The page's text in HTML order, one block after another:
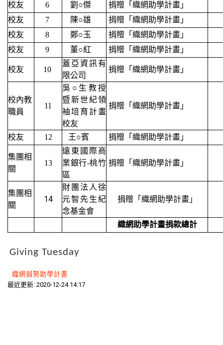
校友 6 劉 ○傑
捐贈「織網助學計畫」
校友
7 陳○雄
捐贈「織網助學計畫」
校友
8 鄭○玉
捐贈「織網助學計畫」
校友
9 董○紅 捐贈「織網助學計畫」
校友 10
蓋亞資訊有
限公司
捐贈「織網助學計畫」
校內教
職員
11
吳 ○ 生教授
暨新世紀領
袖培育計畫
校友
捐贈「織網助學計畫」
校友 12 王○賓 捐贈「織網助學計畫」
集團相
關
13
遠東國際商
業銀行-桃竹
區
捐贈「織網助學計畫」
集團相
關
14
財團法人徐
元智先生紀
念基金會
捐贈「織網助學計畫」
織網助學計畫捐款總計
Giving Tuesday
織網弱勢助學計畫
最近更新: 2020-12-24 14:17